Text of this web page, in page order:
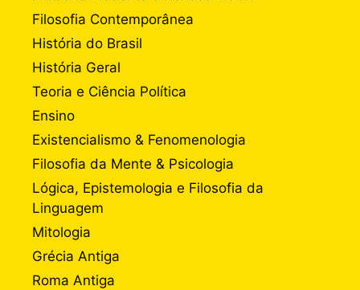
Filosofia Contemporânea
História do Brasil
História Geral
Teoria e Ciência Política
Ensino
Existencialismo & Fenomenologia
Filosofia da Mente & Psicologia
Lógica, Epistemologia e Filosofia da
Linguagem
Mitologia
Grécia Antiga
Roma Antiga